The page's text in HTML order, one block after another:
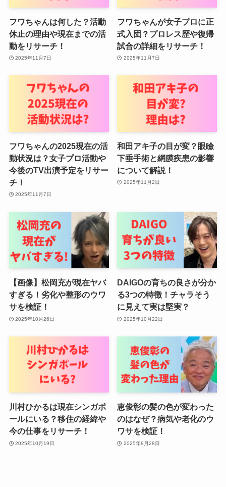
フワちゃんは何した？活動
休止の理由や現在までの活
動をリサーチ！
2025年11月7日
フワちゃんが女子プロに正
式入団？プロレス歴や復帰
試合の詳細をリサーチ！
2025年11月7日
フワちゃんの2025現在の活
動状況は？女子プロ活動や
今後のTV出演予定をリサー
チ！
2025年11月7日
和田アキ子の目が変？眼瞼
下垂手術と網膜疾患の影響
について解説！
2025年11月2日
【画像】松岡充が現在ヤバ
すぎる！劣化や整形のウワ
サを検証！
2025年10月26日
DAIGOの育ちの良さが分か
る3つの特徴！チャラそう
に見えて実は堅実？
2025年10月22日
川村ひかるは現在シンガポ
ールにいる？移住の経緯や
今の仕事をリサーチ！
2025年10月19日
恵俊彰の髪の色が変わった
のはなぜ？病気や老化のウ
ワサを検証！
2025年8月28日